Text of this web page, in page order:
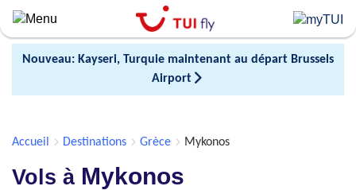
Skip
to
main
contentNouveau: Kayseri, Turquie maintenant au départ Brussels
Airport
Accueil Destinations Grèce Mykonos
Vols à Mykonos